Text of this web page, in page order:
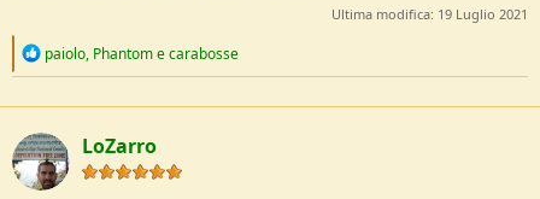
Ultima modifica: 19 Luglio 2021
R
c
t
i
o
n
paiolo, Phantomecarabosse
LoZarro